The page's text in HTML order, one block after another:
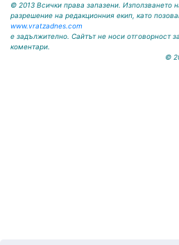
© 2013 Всички права запазени. Използването
разрешение на редакционния екип, като
www.vratzadnes.com
е задължително. Сайтът не носи отговорност
коментари.
©